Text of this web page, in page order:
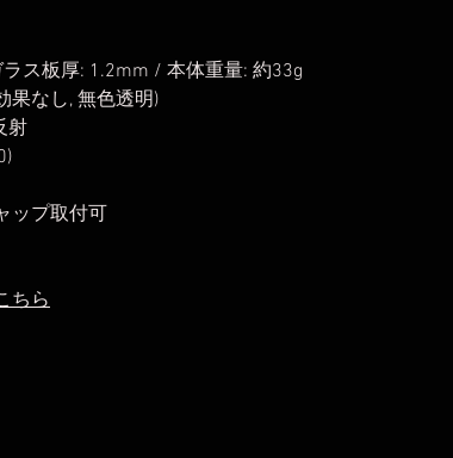
ス板厚: 1.2mm / 本体重量: 約33g
果なし, 無色透明)
射
ップ取付可
ちら